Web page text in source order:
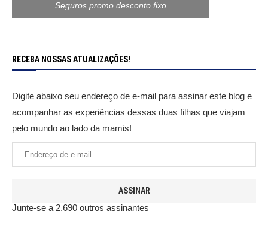
Seguros promo desconto fixo
RECEBA NOSSAS ATUALIZAÇÕES!
Digite abaixo seu endereço de e-mail para assinar este blog e
acompanhar as experiências dessas duas filhas que viajam
pelo mundo ao lado da mamis!
ASSINAR
Junte-se a 2.690 outros assinantes